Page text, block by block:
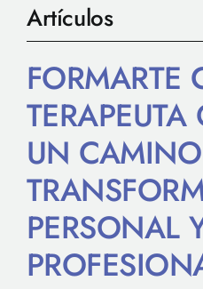
Artículos
FORMARTE
TERAPEUTA
UN
PERSONAL